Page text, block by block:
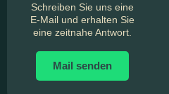
Schreiben Sie uns eine
E-Mail und erhalten Sie
eine zeitnahe Antwort.
Mail senden